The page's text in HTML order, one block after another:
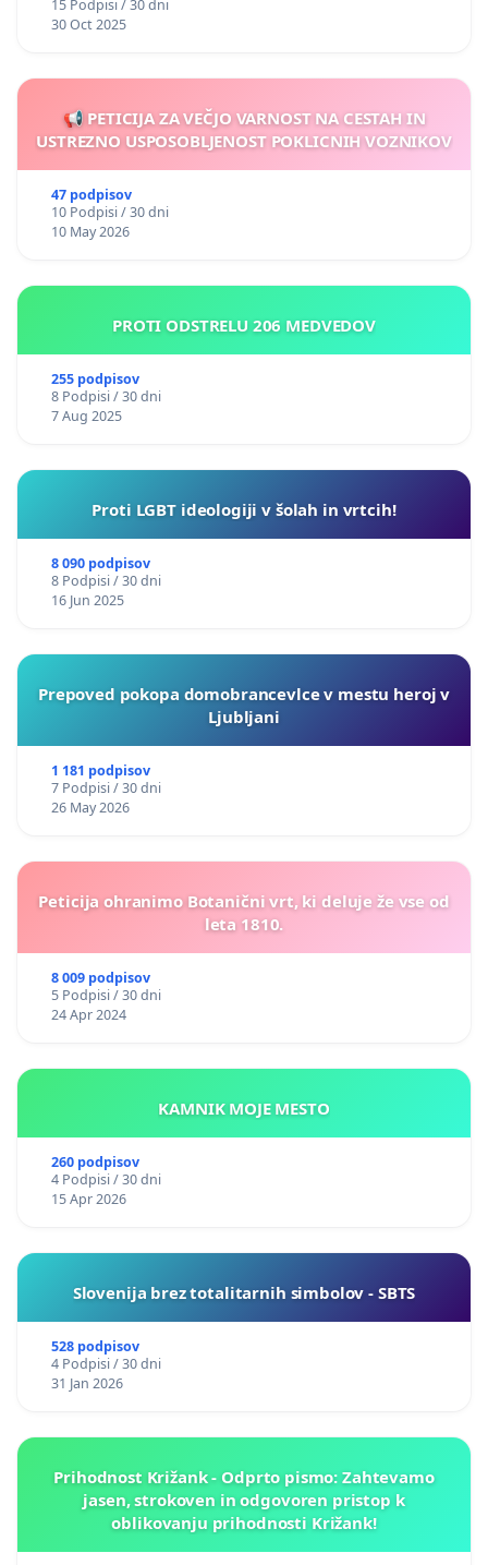
15 Podpisi / 30 dni
30 Oct 2025
📢 PETICIJA ZA VEČJO VARNOST NA CESTAH IN
USTREZNO USPOSOBLJENOST POKLICNIH VOZNIKOV
47 podpisov
10 Podpisi / 30 dni
10 May 2026
PROTI ODSTRELU 206 MEDVEDOV
255 podpisov
8 Podpisi / 30 dni
7 Aug 2025
Proti LGBT ideologiji v šolah in vrtcih!
8 090 podpisov
8 Podpisi / 30 dni
16 Jun 2025
Prepoved pokopa domobrancevlce v mestu heroj v
Ljubljani
1 181 podpisov
7 Podpisi / 30 dni
26 May 2026
Peticija ohranimo Botanični vrt, ki deluje že vse od
leta 1810.
8 009 podpisov
5 Podpisi / 30 dni
24 Apr 2024
KAMNIK MOJE MESTO
260 podpisov
4 Podpisi / 30 dni
15 Apr 2026
Slovenija brez totalitarnih simbolov - SBTS
528 podpisov
4 Podpisi / 30 dni
31 Jan 2026
Prihodnost Križank - Odprto pismo: Zahtevamo
jasen, strokoven in odgovoren pristop k
oblikovanju prihodnosti Križank!